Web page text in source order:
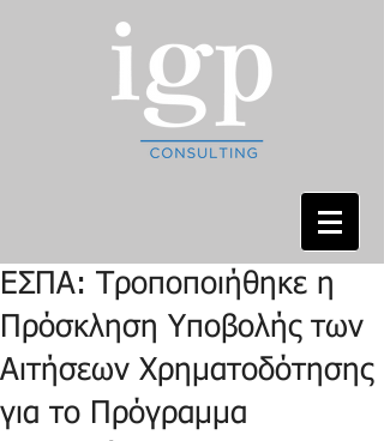
ΕΣΠΑ: Τροποποιήθηκε η
Πρόσκληση Υποβολής των
Αιτήσεων Χρηματοδότησης
για το Πρόγραμμα